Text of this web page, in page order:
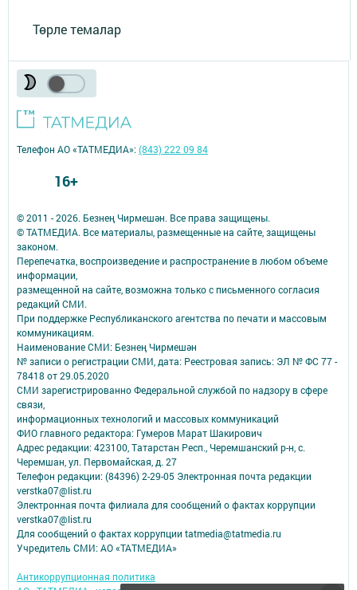
Төрле темалар
© 2011 - 2026. Безнең Чирмешән. Все права защищены.
© ТАТМЕДИА. Все материалы, размещенные на сайте, защищены
законом.
Перепечатка, воспроизведение и распространение в любом объеме
информации,
размещенной на сайте, возможна только с письменного согласия
редакций СМИ.
При поддержке Республиканского агентства по печати и массовым
коммуникациям.
Наименование СМИ: Безнең Чирмешән
№ записи о регистрации СМИ, дата: Реестровая запись: ЭЛ № ФС 77 -
78418 от 29.05.2020
СМИ зарегистрированно Федеральной службой по надзору в сфере
связи,
информационных технологий и массовых коммуникаций
ФИО главного редактора: Гумеров Марат Шакирович
Адрес редакции: 423100, Татарстан Респ., Черемшанский р-н, с.
Черемшан, ул. Первомайская, д. 27
Телефон редакции: (84396) 2-29-05 Электронная почта редакции
verstka07@list.ru
Электронная почта филиала для сообщений о фактах коррупции
verstka07@list.ru
Для сообщений о фактах коррупции tatmedia@tatmedia.ru
Учредитель СМИ: АО «ТАТМЕДИА»
Антикоррупционная политика
Телефон АО «ТАТМЕДИА»:(843) 222 09 84
16+